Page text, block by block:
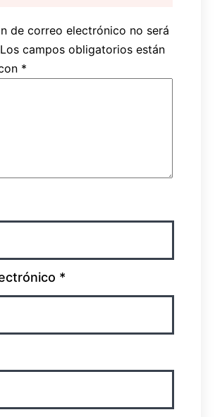
de correo electrónico no será
Los campos obligatorios están
*
*